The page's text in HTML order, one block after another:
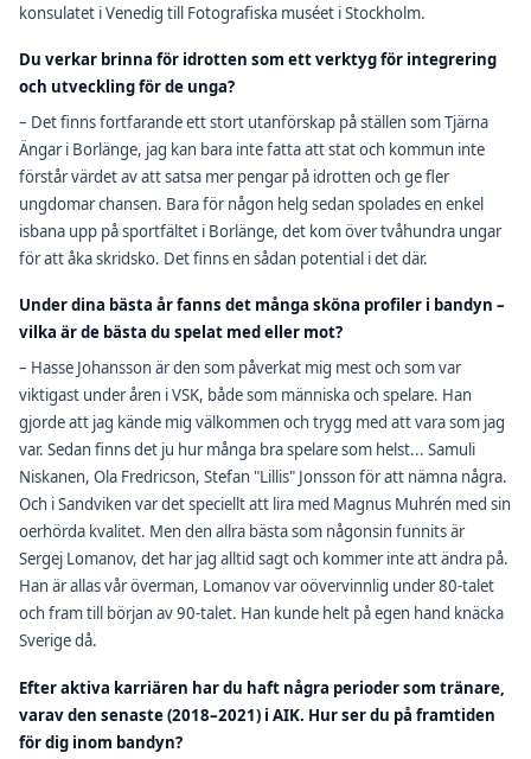
konsulatet i Venedig till Fotografiska muséet i Stockholm.
Du verkar brinna för idrotten som ett verktyg för integrering
och utveckling för de unga?
– Det finns fortfarande ett stort utanförskap på ställen som Tjärna
Ängar i Borlänge, jag kan bara inte fatta att stat och kommun inte
förstår värdet av att satsa mer pengar på idrotten och ge fler
ungdomar chansen. Bara för någon helg sedan spolades en enkel
isbana upp på sportfältet i Borlänge, det kom över tvåhundra ungar
för att åka skridsko. Det finns en sådan potential i det där.
Under dina bästa år fanns det många sköna profiler i bandyn –
vilka är de bästa du spelat med eller mot?
– Hasse Johansson är den som påverkat mig mest och som var
viktigast under åren i VSK, både som människa och spelare. Han
gjorde att jag kände mig välkommen och trygg med att vara som jag
var. Sedan finns det ju hur många bra spelare som helst... Samuli
Niskanen, Ola Fredricson, Stefan "Lillis" Jonsson för att nämna några.
Och i Sandviken var det speciellt att lira med Magnus Muhrén med sin
oerhörda kvalitet. Men den allra bästa som någonsin funnits är
Sergej Lomanov, det har jag alltid sagt och kommer inte att ändra på.
Han är allas vår överman, Lomanov var oövervinnlig under 80-talet
och fram till början av 90-talet. Han kunde helt på egen hand knäcka
Sverige då.
Efter aktiva karriären har du haft några perioder som tränare,
varav den senaste (2018–2021) i AIK. Hur ser du på framtiden
för dig inom bandyn?